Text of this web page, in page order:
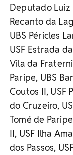
Deputado Luiz
Recanto da
UBS Péricles
USF Estrada
Vila da
Paripe, UBS
Coutos II, USF
do Cruzeiro,
Tomé de
II, USF Ilha
dos Passos,